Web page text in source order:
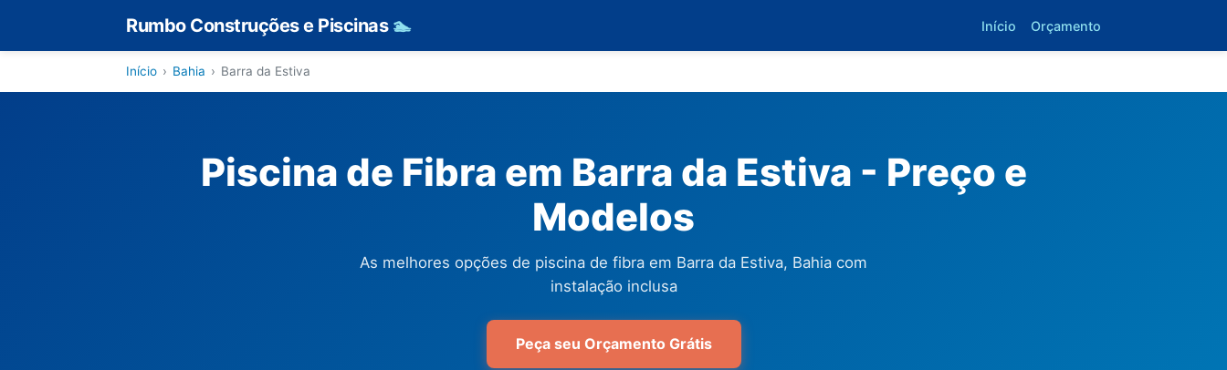
Rumbo Construções e Piscinas 🏊 Início Orçamento
Início › Bahia › Barra da Estiva
Piscina de Fibra em Barra da Estiva - Preço e
Modelos
As melhores opções de piscina de fibra em Barra da Estiva, Bahia com
instalação inclusa
Peça seu Orçamento Grátis